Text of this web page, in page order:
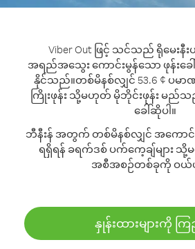
Viber Out ဖြင့် သင်သည် ရိုမေးနီ
အရည်အသွေး ကောင်းမွန်သော ဖုန်းခေ
နိုင်သည်။တစ်မိနစ်လျှင် 53.6 ¢ ပမာ
ကြိုးဖုန်း သို့မဟုတ် မိုဘိုင်းဖုန်း မည်
ခေါ်ဆိုပါ။
ဘီနီးန် အတွက် တစ်မိနစ်လျှင် အကောင်း
ရရှိရန် ခရက်ဒစ် ပက်ကေ့ချ်များ သို့
အစီအစဉ်တစ်ခုကို ဝယ်
နှုန်းထားများကို ကြ